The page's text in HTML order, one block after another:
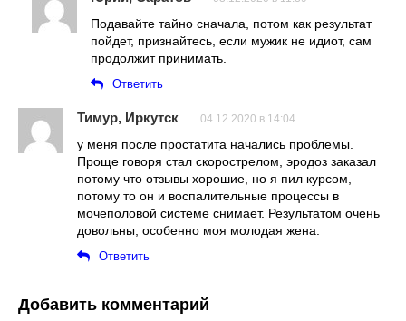
Подавайте тайно сначала, потом как результат
пойдет, признайтесь, если мужик не идиот, сам
продолжит принимать.
Ответить
Тимур, Иркутск 04.12.2020 в 14:04
у меня после простатита начались проблемы.
Проще говоря стал скорострелом, эродоз заказал
потому что отзывы хорошие, но я пил курсом,
потому то он и воспалительные процессы в
мочеполовой системе снимает. Результатом очень
довольны, особенно моя молодая жена.
Ответить
Добавить комментарий